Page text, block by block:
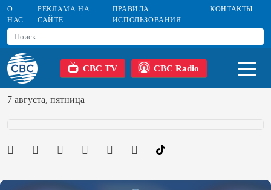
О
НАС
РЕКЛАМА НА
САЙТЕ
ПРАВИЛА
ИСПОЛЬЗОВАНИЯ
КОНТАКТЫ
CBC TV CBC Radio
7 августа, пятница